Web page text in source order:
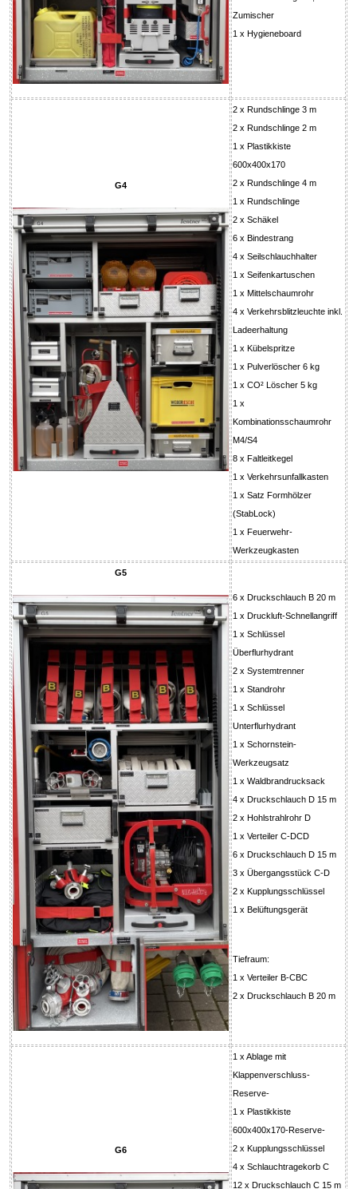
Zumischer
1 x Hygieneboard
G4
2 x Rundschlinge 3 m
2 x Rundschlinge 2 m
1 x Plastikkiste
600x400x170
2 x Rundschlinge 4 m
1 x Rundschlinge
2 x Schäkel
6 x Bindestrang
4 x Seilschlauchhalter
1 x Seifenkartuschen
1 x Mittelschaumrohr
4 x Verkehrsblitzleuchte inkl.
Ladeerhaltung
1 x Kübelspritze
1 x Pulverlöscher 6 kg
1 x CO² Löscher 5 kg
1 x
Kombinationsschaumrohr
M4/S4
8 x Faltleitkegel
1 x Verkehrsunfallkasten
1 x Satz Formhölzer
(StabLock)
1 x Feuerwehr-
Werkzeugkasten
G5
6 x Druckschlauch B 20 m
1 x Druckluft-Schnellangriff
1 x Schlüssel
Überflurhydrant
2 x Systemtrenner
1 x Standrohr
1 x Schlüssel
Unterflurhydrant
1 x Schornstein-
Werkzeugsatz
1 x Waldbrandrucksack
4 x Druckschlauch D 15 m
2 x Hohlstrahlrohr D
1 x Verteiler C-DCD
6 x Druckschlauch D 15 m
3 x Übergangsstück C-D
2 x Kupplungsschlüssel
1 x Belüftungsgerät
Tiefraum:
1 x Verteiler B-CBC
2 x Druckschlauch B 20 m
G6
1 x Ablage mit
Klappenverschluss-
Reserve-
1 x Plastikkiste
600x400x170-Reserve-
2 x Kupplungsschlüssel
4 x Schlauchtragekorb C
12 x Druckschlauch C 15 m